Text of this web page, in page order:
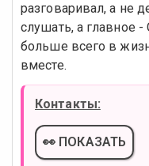
разговаривал, а не
слушать, а главное
больше всего в
вместе.
Контакты:
👀 ПОКАЗАТЬ